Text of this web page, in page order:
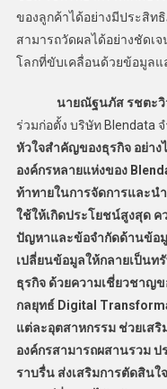
ของลูกค้าได้อย่างมีประสิท
สามารถวัดผลได้อย่างชัดเ
โลกที่ขับเคลื่อนด้วยข้อมูล
นายณัฐนภัส รชตะวิ
ร่วมก่อตั้ง บริษัท Blendata
หัวใจสำคัญของธุรกิจ อย่า
องค์กรหลายแห่งของ
ท้าทายในการจัดการและน
ใช้ให้เกิดประโยชน์สูงสุด ค
ปัญหาและข้อจำกัดด้านข้อมู
เปลี่ยนข้อมูลให้กลายเป็นท
ธุรกิจ ด้วยความเชี่ยวชาญข
กลยุทธ์ Digital
แต่ละอุตสาหกรรม ช่วยเส
องค์กรสามารถผสานรวม ป
ราบรื่น ส่งเสริมการตัดสิน